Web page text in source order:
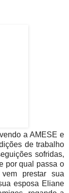
a AMESE e
de trabalho
sofridas,
por qual passa o
prestar sua
esposa Eliane